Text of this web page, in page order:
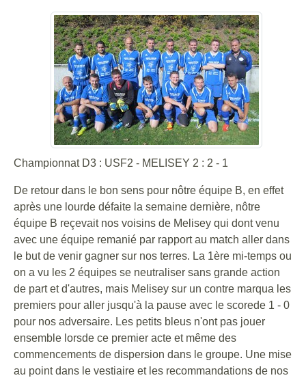
Championnat D3 : USF2 - MELISEY 2 : 2 - 1
De retour dans le bon sens pour nôtre équipe B, en effet
après une lourde défaite la semaine dernière, nôtre
équipe B reçevait nos voisins de Melisey qui dont venu
avec une équipe remanié par rapport au match aller dans
le but de venir gagner sur nos terres. La 1ère mi-temps ou
on a vu les 2 équipes se neutraliser sans grande action
de part et d'autres, mais Melisey sur un contre marqua les
premiers pour aller jusqu'à la pause avec le scorede 1 - 0
pour nos adversaire. Les petits bleus n'ont pas jouer
ensemble lorsde ce premier acte et même des
commencements de dispersion dans le groupe. Une mise
au point dans le vestiaire et les recommandations de nos